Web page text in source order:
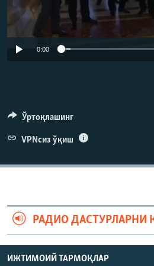
0:00
Ўртоқлашинг
VPNсиз ўқиш
РАДИО ДАСТУРЛАРНИ
ИЖТИМОИЙ ТАРМОҚЛАР